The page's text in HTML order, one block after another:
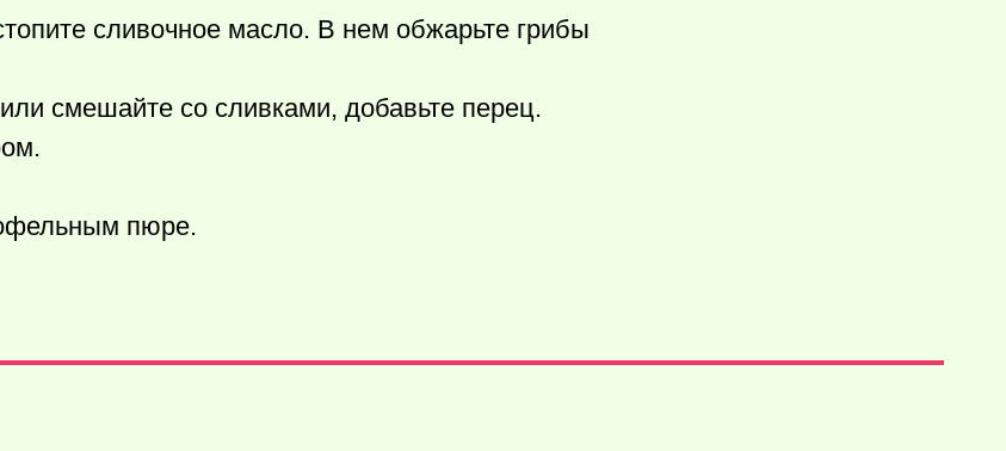
сливочное масло. В нем обжарьте грибы
смешайте со сливками, добавьте перец.
пюре.